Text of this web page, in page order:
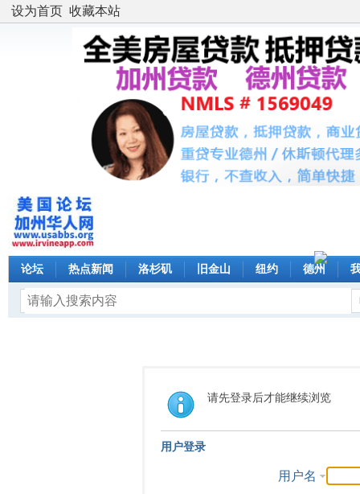
设为首页 收藏本站
论坛 热点新闻 洛杉矶 旧金山 纽约 德州
请先登录后才能继续浏览
用户登录
用户名